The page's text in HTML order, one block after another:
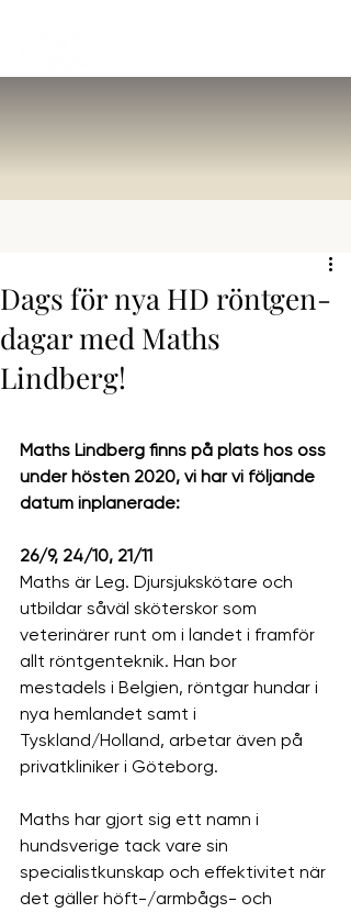
Dags för nya HD röntgen-
dagar med Maths
Lindberg!
Maths Lindberg finns på plats hos oss
under hösten 2020, vi har vi följande
datum inplanerade:
26/9, 24/10, 21/11
Maths är Leg. Djursjukskötare och
utbildar såväl sköterskor som
veterinärer runt om i landet i framför
allt röntgenteknik. Han bor
mestadels i Belgien, röntgar hundar i
nya hemlandet samt i
Tyskland/Holland, arbetar även på
privatkliniker i Göteborg.
Maths har gjort sig ett namn i
hundsverige tack vare sin
specialistkunskap och effektivitet när
det gäller höft-/armbågs- och